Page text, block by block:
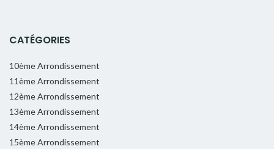
CATÉGORIES
10ème Arrondissement
11ème Arrondissement
12ème Arrondissement
13ème Arrondissement
14ème Arrondissement
15ème Arrondissement